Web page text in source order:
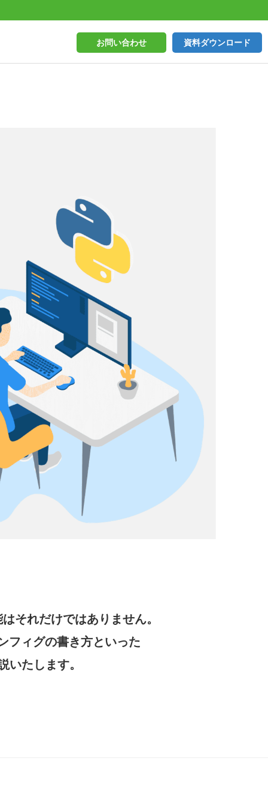
お問い合わせ 資料ダウンロード
それだけではありません。
フィグの書き方といった
いたします。